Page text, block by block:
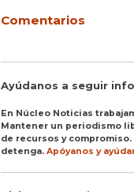
Comentarios
Ayúdanos a seguir
En Núcleo Noticias
Mantener un periodismo
de recursos y
detenga. Apóyanos y